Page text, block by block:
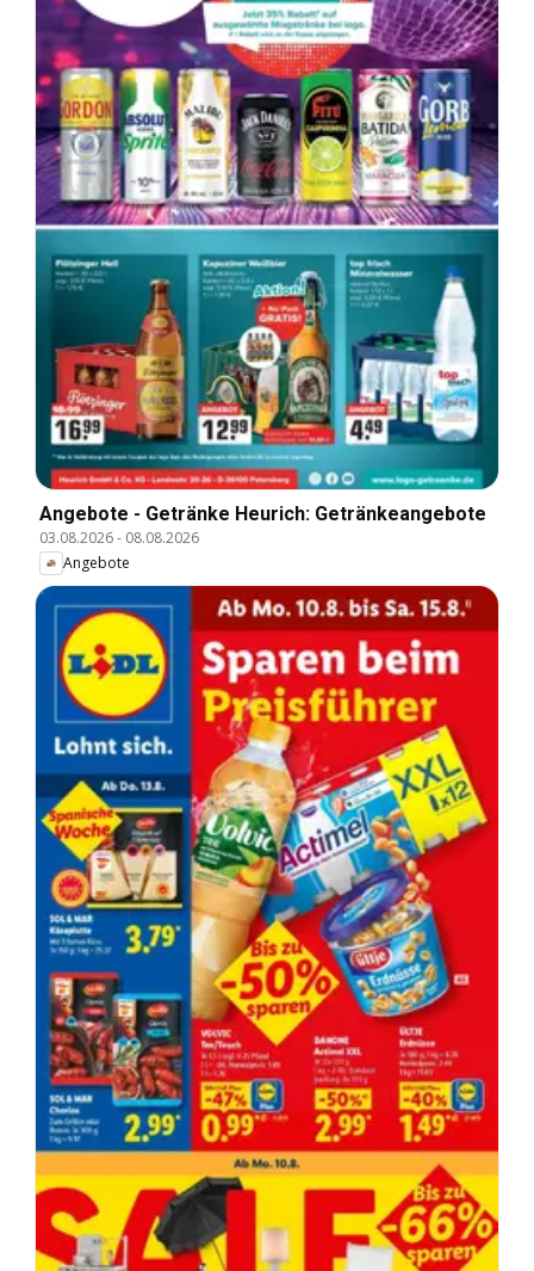
Angebote - Getränke Heurich: Getränkeangebote
03.08.2026- 08.08.2026
Angebote